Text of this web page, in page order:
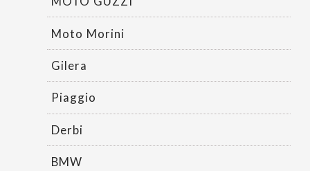
Moto Morini
Gilera
Piaggio
Derbi
BMW